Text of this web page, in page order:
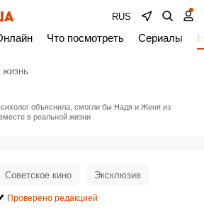
RUS
Что посмотреть Сериалы
жизнь
объяснила, смогли бы Надя и Женя из
в реальной жизни
Советское кино Эксклюзив
Проверено редакцией